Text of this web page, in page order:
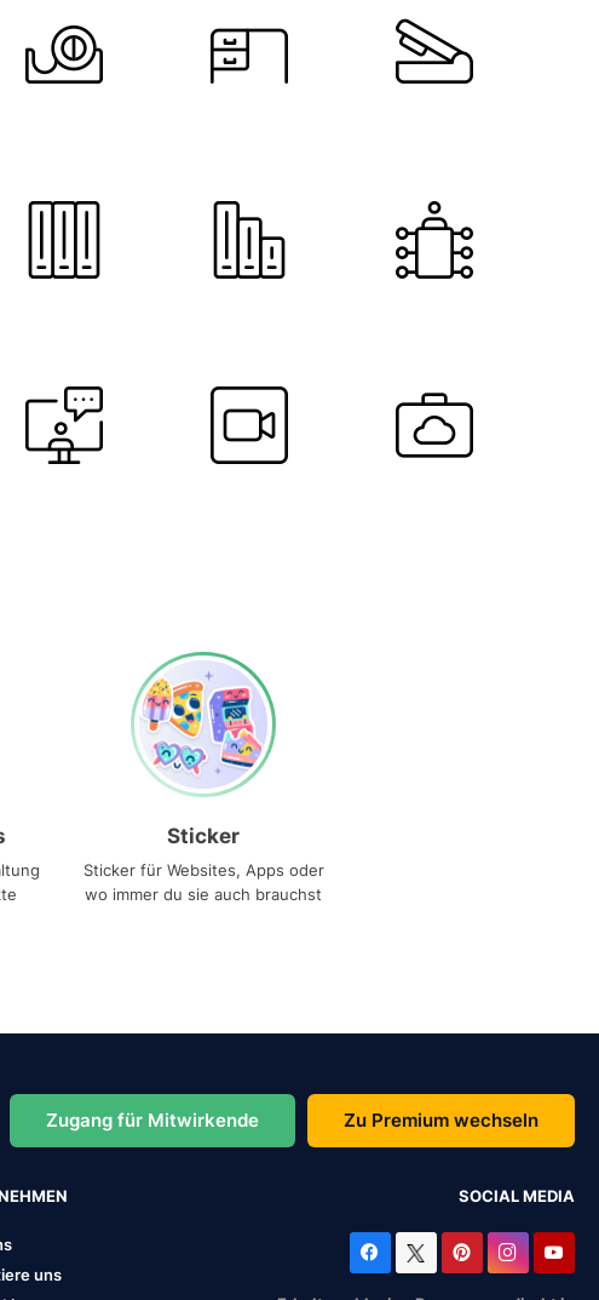
Sticker
Sticker für Websites, Apps oder
wo immer du sie auch brauchst
Zugang für Mitwirkende Zu Premium wechseln
uns
SOCIAL MEDIA